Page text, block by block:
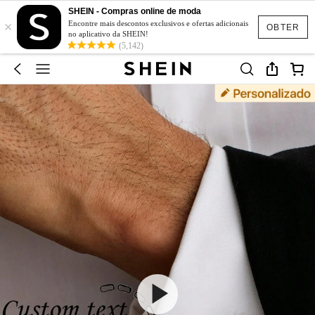
OBTER
×
SHEIN - Compras online de moda
Encontre mais descontos exclusivos e ofertas adicionais
no aplicativo da SHEIN!
(5,142)